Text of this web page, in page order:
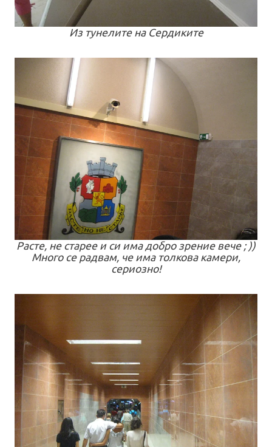
Из тунелите на Сердиките
Расте, не старее и си има добро зрение вече ; ))
Много се радвам, че има толкова камери,
сериозно!